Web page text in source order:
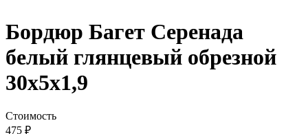
Бордюр Багет Серенада
белый глянцевый обрезной
30x5x1,9
Стоимость
475 ₽